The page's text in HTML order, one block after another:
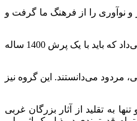
و فرهنگ ملی قدرت تفکر و نوآوری را از فرهنگ ما گرفت و
شگفتا به این هوش و درایت در جداسازی فرهنگ ملی و سنتی که راه پیشرفت ایران را نه در تسلسل منطقی از گذشته به حال و سپس آینده، بلکه در قرن‌های گذشته نشان می‌داد که باید با یک پرش 1400 ساله
مردود می‌دانستند. این گروه نیز
به تقلید از آثار بزرگان غربی